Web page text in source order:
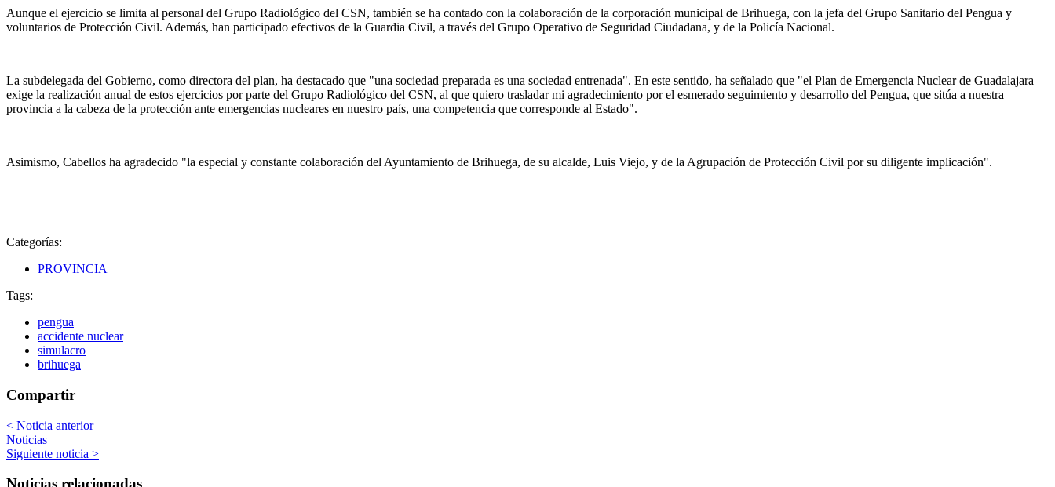
Aunque el ejercicio se limita al personal del Grupo Radiológico del CSN, también se ha contado con la colaboración de la corporación municipal de Brihuega, con la jefa del Grupo Sanitario del Pengua y
voluntarios de Protección Civil. Además, han participado efectivos de la Guardia Civil, a través del Grupo Operativo de Seguridad Ciudadana, y de la Policía Nacional.
La subdelegada del Gobierno, como directora del plan, ha destacado que "una sociedad preparada es una sociedad entrenada". En este sentido, ha señalado que "el Plan de Emergencia Nuclear de Guadalajara
exige la realización anual de estos ejercicios por parte del Grupo Radiológico del CSN, al que quiero trasladar mi agradecimiento por el esmerado seguimiento y desarrollo del Pengua, que sitúa a nuestra
provincia a la cabeza de la protección ante emergencias nucleares en nuestro país, una competencia que corresponde al Estado".
Asimismo, Cabellos ha agradecido "la especial y constante colaboración del Ayuntamiento de Brihuega, de su alcalde, Luis Viejo, y de la Agrupación de Protección Civil por su diligente implicación".
Categorías:
PROVINCIA
Tags:
pengua
accidente nuclear
simulacro
brihuega
Compartir
< Noticia anterior
Noticias
Siguiente noticia >